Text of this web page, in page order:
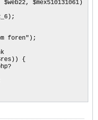
$mex510131061)
foren");
{